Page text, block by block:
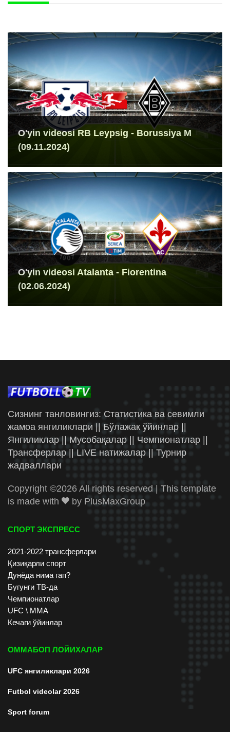
O'yin videosi RB Leypsig - Borussiya M
(09.11.2024)
O'yin videosi Atalanta - Fiorentina
(02.06.2024)
Сизнинг танловингиз: Статистика ва севимли
жамоа янгиликлари || Бўлажак ўйинлар ||
Янгиликлар || Мусобақалар || Чемпионатлар ||
Трансферлар || LIVE натижалар || Турнир
жадваллари
Copyright ©2026 All rights reserved | This template
is made with
by PlusMaxGroup
СПОРТ ЭКСПРЕСС
2021-2022 трансферлари
Қизиқарли спорт
Дунёда нима гап?
Бугунги ТВ-да
Чемпионатлар
UFC \ ММА
Кечаги ўйинлар
ОММАБОП ЛОЙИХАЛАР
UFC янгиликлари 2026
Futbol videolar 2026
Sport forum